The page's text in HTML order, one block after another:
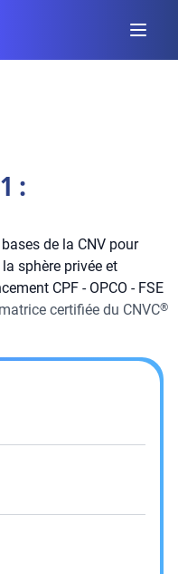
:
de la CNV pour
sphère privée et
CPF - OPCO - FSE
certifiée du CNVC®